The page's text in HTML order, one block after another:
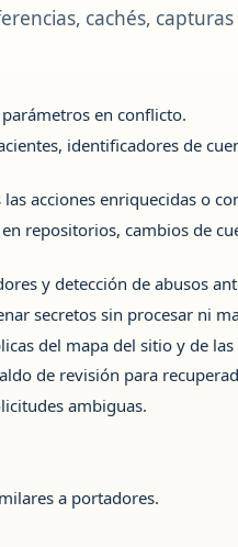
cachés,
en conflicto.
identificadores de
acciones enriquecidas o
repositorios, cambios de
y detección de abusos
secretos sin procesar ni
del mapa del sitio y de
de revisión para
ambiguas.
a portadores.